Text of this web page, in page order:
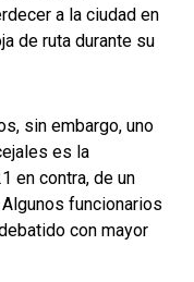
a la ciudad en
de ruta durante su
sin embargo, uno
es la
en contra, de un
funcionarios
con mayor